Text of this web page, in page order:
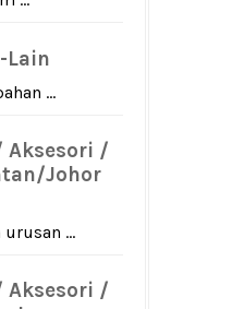
Lain
...
Aksesori /
Johor
...
Aksesori /